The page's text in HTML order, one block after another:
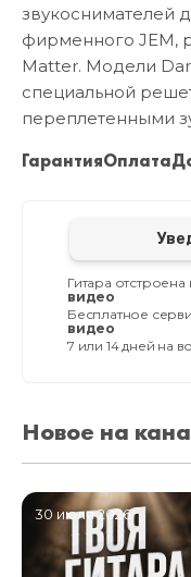
звукоснимателей
фирменного JEM,
Matter. Модели
специальной
переплетенными
ГарантияОплата
Гитара
видео
Бесплатное
видео
7 или 14 дней на
Новое на
30 июля 2026